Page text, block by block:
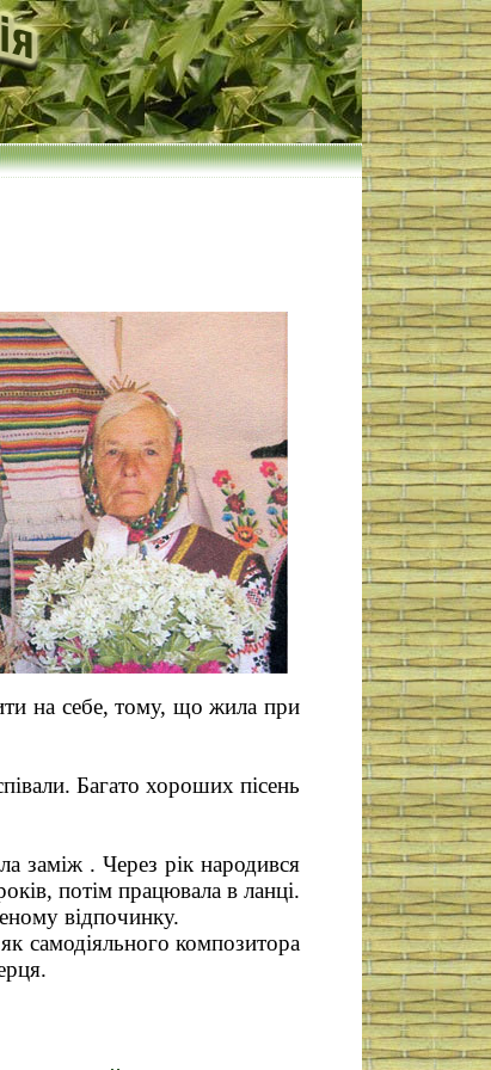
на себе, тому, що жила при
Багато хороших пісень
заміж . Через рік народився
потім працювала в ланці.
відпочинку.
самодіяльного композитора